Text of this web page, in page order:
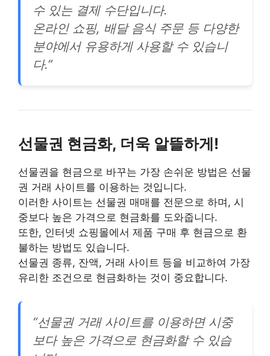
수 있는 결제 수단입니다.
온라인 쇼핑, 배달 음식 주문 등 다양한
분야에서 유용하게 사용할 수 있습니
다.”
선물권 현금화, 더욱 알뜰하게!
선물권을 현금으로 바꾸는 가장 손쉬운 방법은 선물
권 거래 사이트를 이용하는 것입니다.
이러한 사이트는 선물권 매매를 전문으로 하며, 시
중보다 높은 가격으로 현금화를 도와줍니다.
또한, 인터넷 쇼핑몰에서 제품 구매 후 현금으로 환
불하는 방법도 있습니다.
선물권 종류, 잔액, 거래 사이트 등을 비교하여 가장
유리한 조건으로 현금화하는 것이 중요합니다.
“선물권 거래 사이트를 이용하면 시중
보다 높은 가격으로 현금화할 수 있습